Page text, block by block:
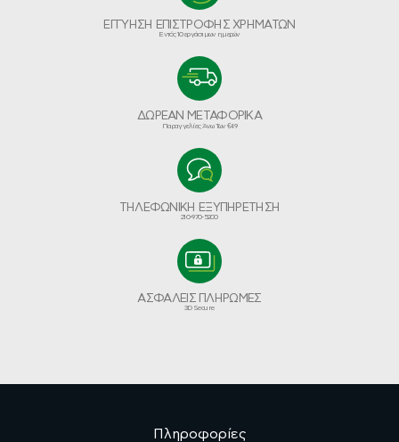
ΕΓΓΥΗΣΗ ΕΠΙΣΤΡΟΦΗΣ ΧΡΗΜΑΤΩΝ
Εντός 10 εργάσιμων ημερών
ΔΩΡΕΑΝ ΜΕΤΑΦΟΡΙΚΑ
Παραγγελίες Άνω Των €49
ΤΗΛΕΦΩΝΙΚΗ ΕΞΥΠΗΡΕΤΗΣΗ
210-970-5200
ΑΣΦΑΛΕΙΣ ΠΛΗΡΩΜΕΣ
3D Secure
Πληροφορίες